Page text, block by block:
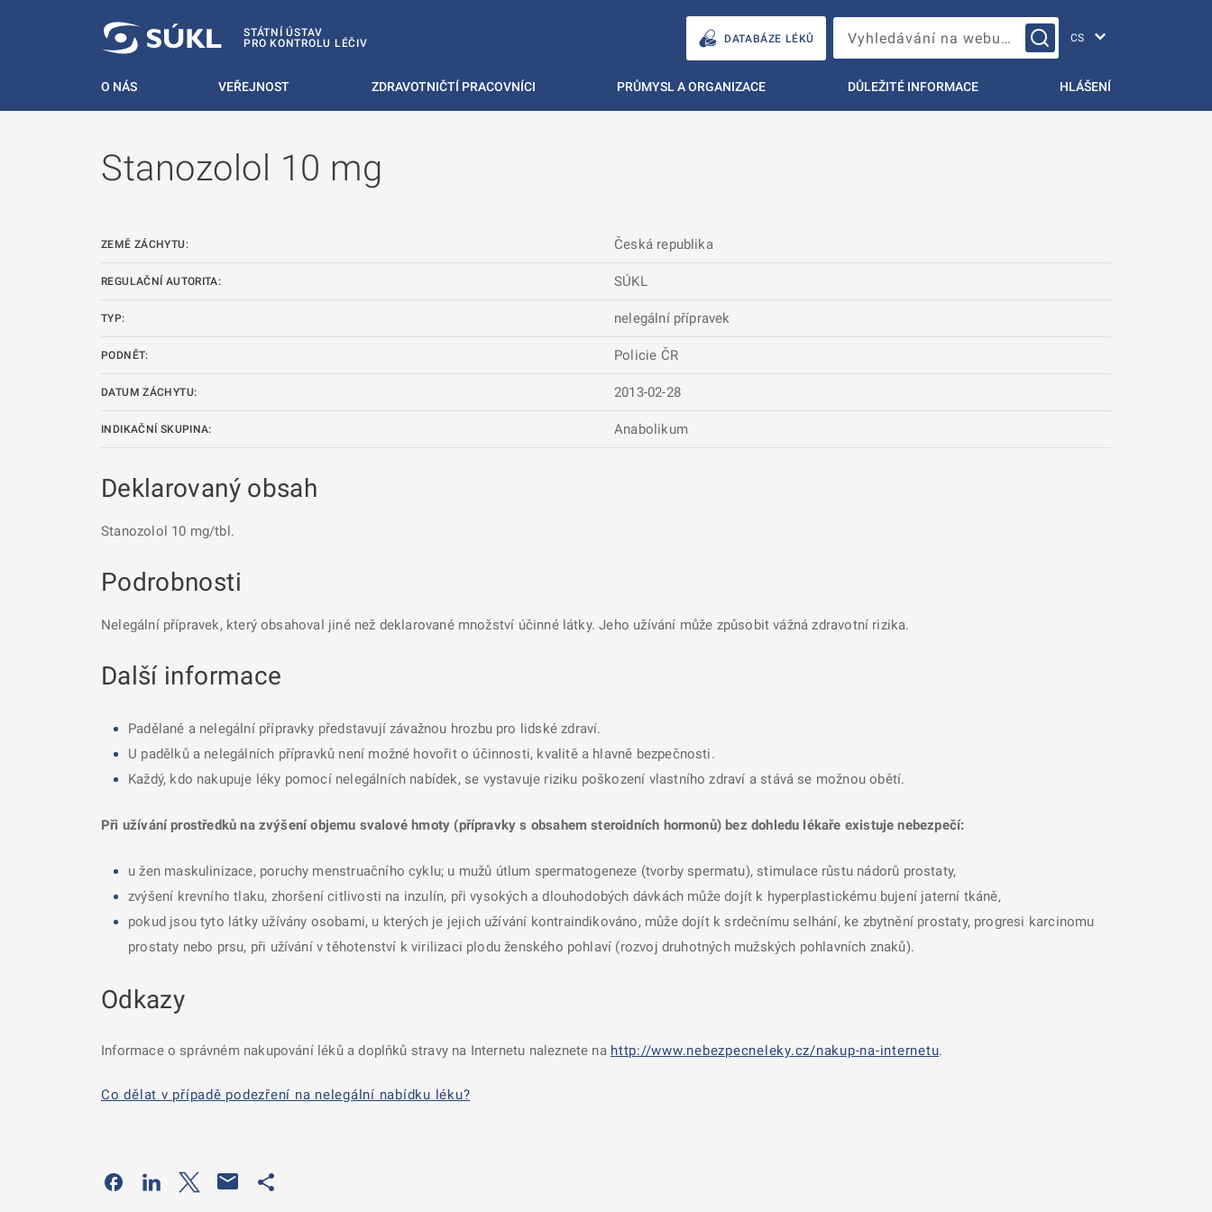
STÁTNÍ ÚSTAV
PRO KONTROLU LÉČIV
DATABÁZE LÉKŮ Vyhledávání na webu…
O NÁS VEŘEJNOST ZDRAVOTNIČTÍ PRACOVNÍCI PRŮMYSL A ORGANIZACE DŮLEŽITÉ INFORMACE HLÁŠENÍ
Stanozolol 10 mg
ZEMĚ ZÁCHYTU: Česká republika
REGULAČNÍ AUTORITA: SÚKL
TYP: nelegální přípravek
PODNĚT: Policie ČR
DATUM ZÁCHYTU: 2013-02-28
INDIKAČNÍ SKUPINA: Anabolikum
Deklarovaný obsah
Stanozolol 10 mg/tbl.
Podrobnosti
Nelegální přípravek, který obsahoval jiné než deklarované množství účinné látky. Jeho užívání může způsobit vážná zdravotní rizika.
Další informace
Padělané a nelegální přípravky představují závažnou hrozbu pro lidské zdraví.
U padělků a nelegálních přípravků není možné hovořit o účinnosti, kvalitě a hlavně bezpečnosti.
Každý, kdo nakupuje léky pomocí nelegálních nabídek, se vystavuje riziku poškození vlastního zdraví a stává se možnou obětí.
Při užívání prostředků na zvýšení objemu svalové hmoty (přípravky s obsahem steroidních hormonů) bez dohledu lékaře existuje nebezpečí:
u žen maskulinizace, poruchy menstruačního cyklu; u mužů útlum spermatogeneze (tvorby spermatu), stimulace růstu nádorů prostaty,
zvýšení krevního tlaku, zhoršení citlivosti na inzulín, při vysokých a dlouhodobých dávkách může dojít k hyperplastickému bujení jaterní tkáně,
pokud jsou tyto látky užívány osobami, u kterých je jejich užívání kontraindikováno, může dojít k srdečnímu selhání, ke zbytnění prostaty, progresi karcinomu
prostaty nebo prsu, při užívání v těhotenství k virilizaci plodu ženského pohlaví (rozvoj druhotných mužských pohlavních znaků).
Odkazy
Informace o správném nakupování léků a doplňků stravy na Internetu naleznete na http://www.nebezpecneleky.cz/nakup-na-internetu.
Co dělat v případě podezření na nelegální nabídku léku?
Odkaz se otevře na nové kartě
Odkaz se otevře na nové kartě
Odkaz se otevře na nové kartě